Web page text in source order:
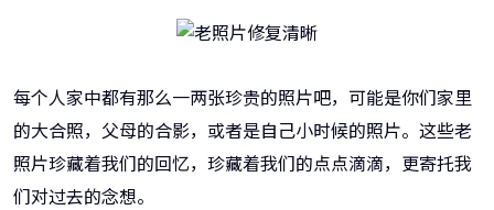
每个人家中都有那么一两张珍贵的照片吧，可能是你们家里
的大合照，父母的合影，或者是自己小时候的照片。这些老
照片珍藏着我们的回忆，珍藏着我们的点点滴滴，更寄托我
们对过去的念想。